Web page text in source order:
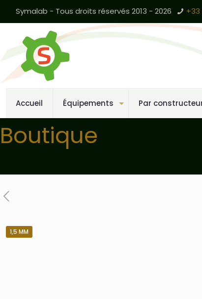
Symalab - Tous droits réservés 2013 - 2026 +33
Accueil Équipements Par
Boutique
1,5 MM